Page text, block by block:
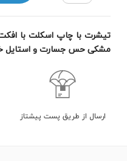
تیشرت با چاپ اسکلت با
مشکی حس جسارت و استایل
ارسال از طریق پست پیشتاز